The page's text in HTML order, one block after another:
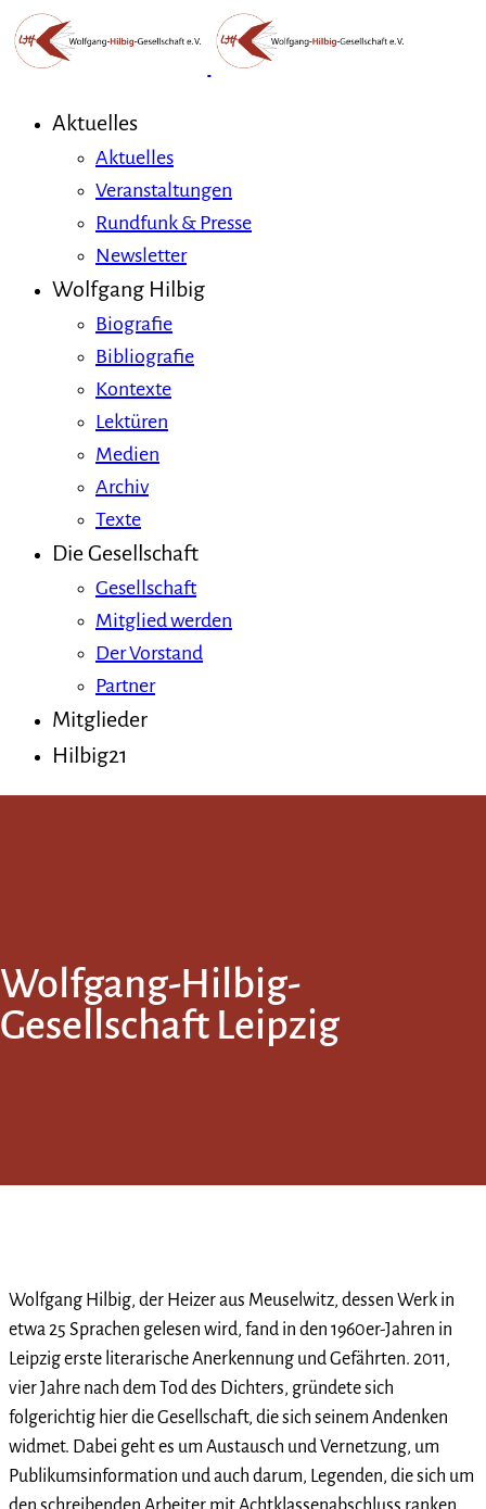
Aktuelles
Aktuelles
Veranstaltungen
Rundfunk & Presse
Newsletter
Wolfgang Hilbig
Biografie
Bibliografie
Kontexte
Lektüren
Medien
Archiv
Texte
Die Gesellschaft
Gesellschaft
Mitglied werden
Der Vorstand
Partner
Mitglieder
Hilbig21
Wolfgang-Hilbig-
Gesellschaft Leipzig
Wolfgang Hilbig, der Heizer aus Meuselwitz, dessen Werk in
etwa 25 Sprachen gelesen wird, fand in den 1960er-Jahren in
Leipzig erste literarische Anerkennung und Gefährten. 2011,
vier Jahre nach dem Tod des Dichters, gründete sich
folgerichtig hier die Gesellschaft, die sich seinem Andenken
widmet. Dabei geht es um Austausch und Vernetzung, um
Publikumsinformation und auch darum, Legenden, die sich um